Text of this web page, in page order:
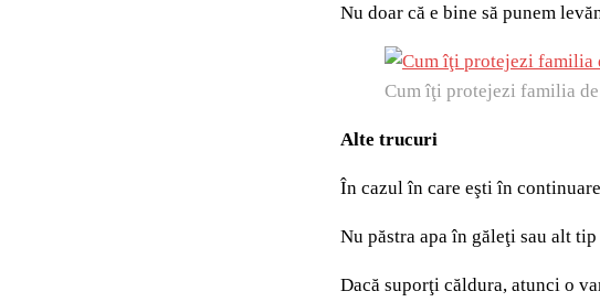
Nu doar că e bine să punem
Cum îţi protejezi familia
Alte trucuri
În cazul în care eşti în
Nu păstra apa în găleţi sau alt
Dacă suporţi căldura, atunci o